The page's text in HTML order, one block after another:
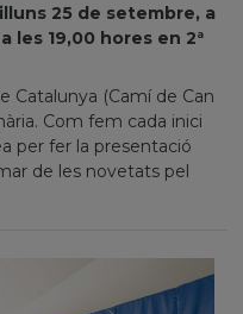
25 de setembre, a
les 19,00 hores en 2ª
Catalunya (Camí de Can
Com fem cada inici
per fer la presentació
de les novetats pel